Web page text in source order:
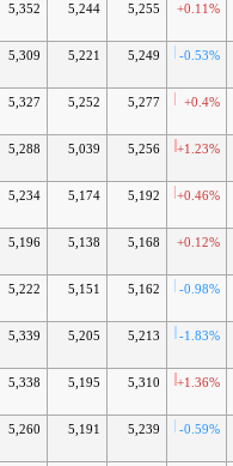
5,352 5,244 5,255 +0.11%
5,309 5,221 5,249 -0.53%
5,327 5,252 5,277 +0.4%
5,288 5,039 5,256 +1.23%
5,234 5,174 5,192 +0.46%
5,196 5,138 5,168 +0.12%
5,222 5,151 5,162 -0.98%
5,339 5,205 5,213 -1.83%
5,338 5,195 5,310 +1.36%
5,260 5,191 5,239 -0.59%